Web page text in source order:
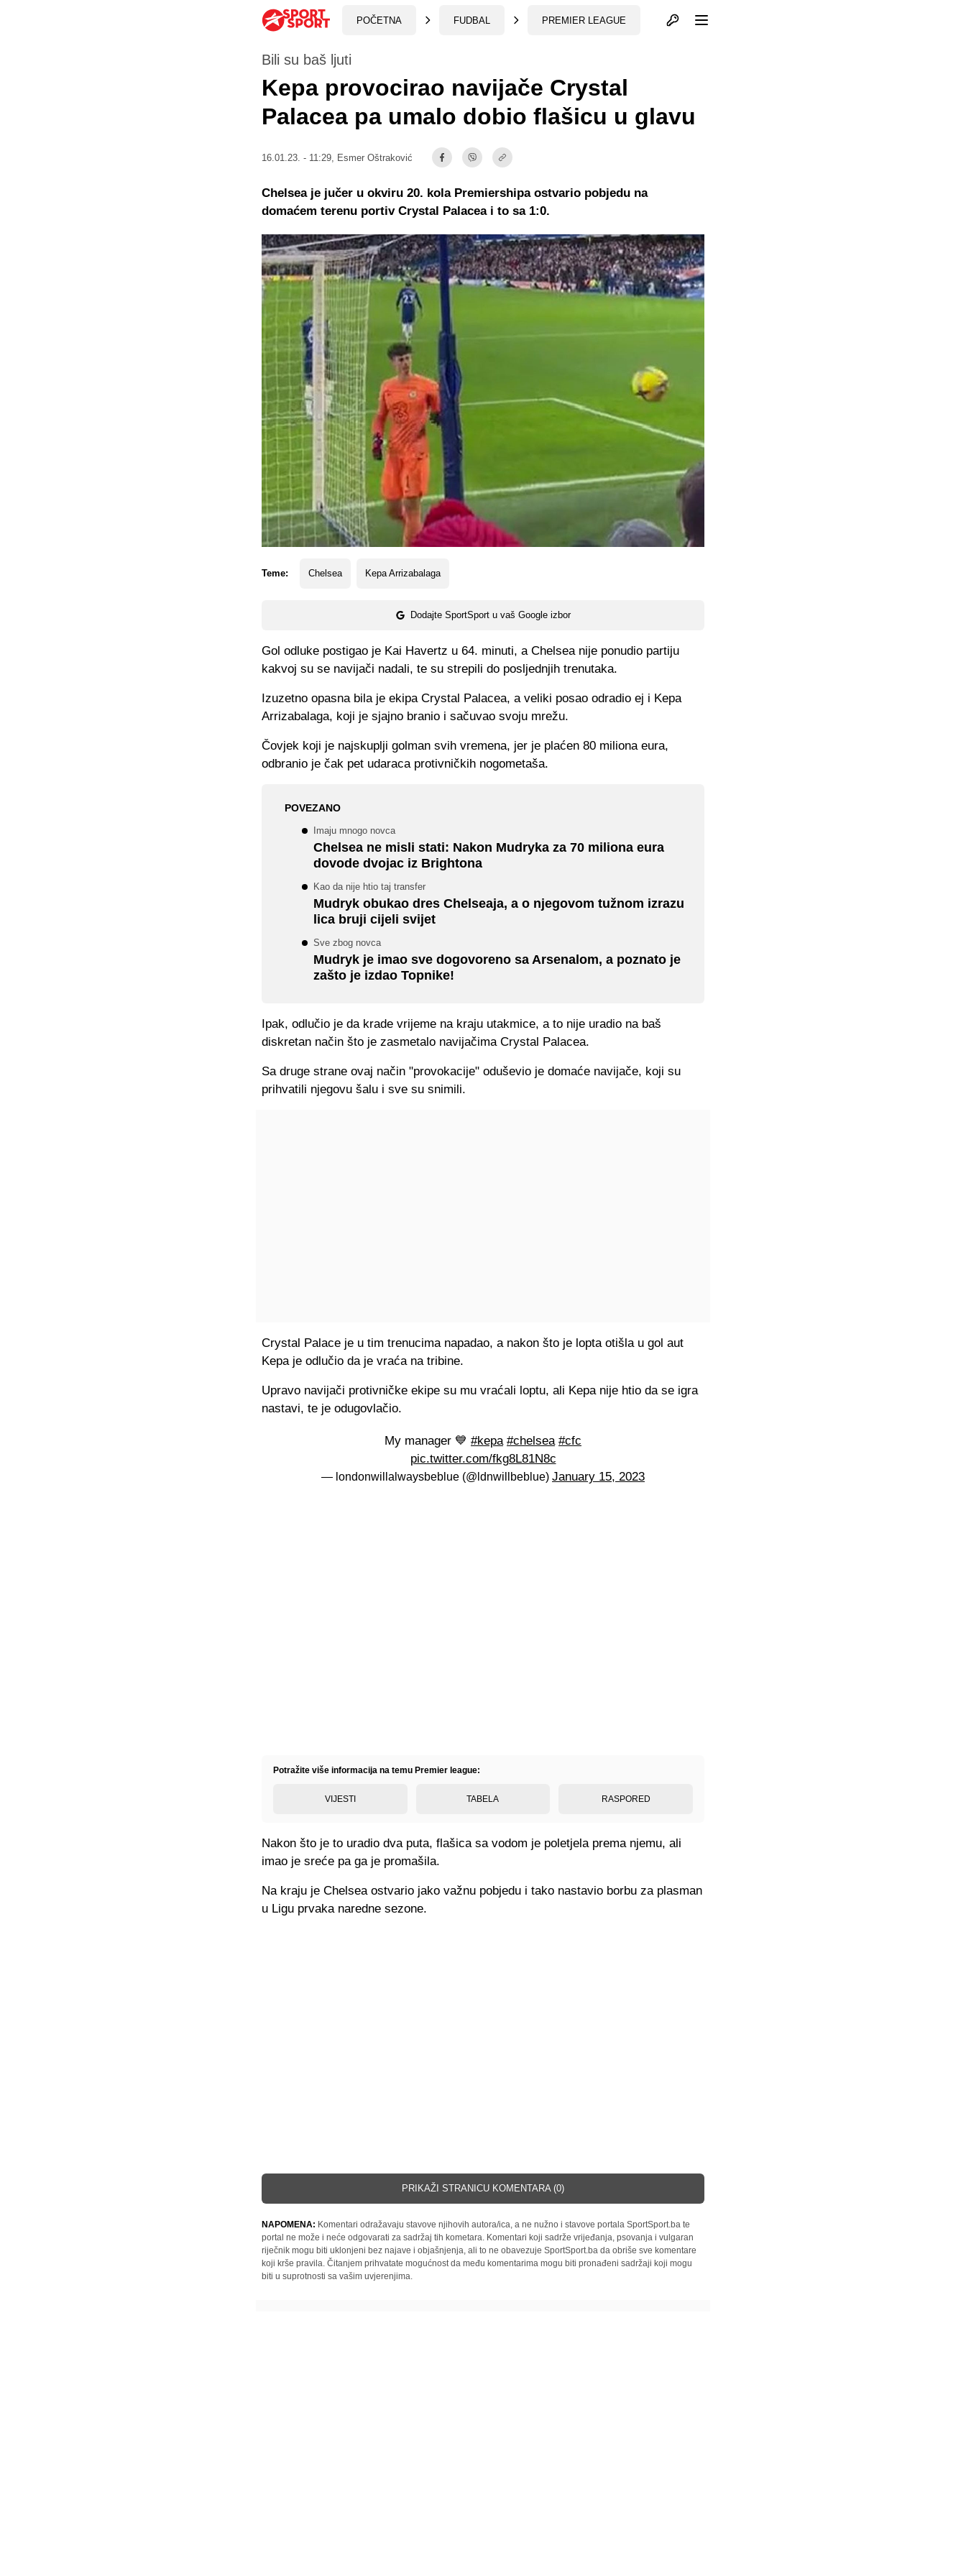
POČETNA FUDBAL PREMIER LEAGUE Otvori profil
Bili su baš ljuti
Kepa provocirao navijače Crystal
Palacea pa umalo dobio flašicu u glavu
16.01.23. - 11:29, Esmer Oštraković
Teme: Chelsea Kepa Arrizabalaga
Dodajte SportSport u vaš Google izbor
Chelsea je jučer u okviru 20. kola Premiershipa ostvario pobjedu na
domaćem terenu portiv Crystal Palacea i to sa 1:0.
Gol odluke postigao je Kai Havertz u 64. minuti, a Chelsea nije ponudio partiju
kakvoj su se navijači nadali, te su strepili do posljednjih trenutaka.
Izuzetno opasna bila je ekipa Crystal Palacea, a veliki posao odradio ej i Kepa
Arrizabalaga, koji je sjajno branio i sačuvao svoju mrežu.
Čovjek koji je najskuplji golman svih vremena, jer je plaćen 80 miliona eura,
odbranio je čak pet udaraca protivničkih nogometaša.
POVEZANO
Imaju mnogo novca
Chelsea ne misli stati: Nakon Mudryka za 70 miliona eura
dovode dvojac iz Brightona
Kao da nije htio taj transfer
Mudryk obukao dres Chelseaja, a o njegovom tužnom izrazu
lica bruji cijeli svijet
Sve zbog novca
Mudryk je imao sve dogovoreno sa Arsenalom, a poznato je
zašto je izdao Topnike!
Ipak, odlučio je da krade vrijeme na kraju utakmice, a to nije uradio na baš
diskretan način što je zasmetalo navijačima Crystal Palacea.
Sa druge strane ovaj način "provokacije" oduševio je domaće navijače, koji su
prihvatili njegovu šalu i sve su snimili.
Crystal Palace je u tim trenucima napadao, a nakon što je lopta otišla u gol aut
Kepa je odlučio da je vraća na tribine.
Upravo navijači protivničke ekipe su mu vraćali loptu, ali Kepa nije htio da se igra
nastavi, te je odugovlačio.
My manager 💙 #kepa #chelsea #cfc
pic.twitter.com/fkg8L81N8c
— londonwillalwaysbeblue (@ldnwillbeblue) January 15, 2023
Potražite više informacija na temu Premier league:
VIJESTI TABELA RASPORED
Nakon što je to uradio dva puta, flašica sa vodom je poletjela prema njemu, ali
imao je sreće pa ga je promašila.
Na kraju je Chelsea ostvario jako važnu pobjedu i tako nastavio borbu za plasman
u Ligu prvaka naredne sezone.
PRIKAŽI STRANICU KOMENTARA (0)
NAPOMENA: Komentari odražavaju stavove njihovih autora/ica, a ne nužno i stavove portala SportSport.ba te
portal ne može i neće odgovarati za sadržaj tih kometara. Komentari koji sadrže vrijeđanja, psovanja i vulgaran
riječnik mogu biti uklonjeni bez najave i objašnjenja, ali to ne obavezuje SportSport.ba da obriše sve komentare
koji krše pravila. Čitanjem prihvatate mogućnost da među komentarima mogu biti pronađeni sadržaji koji mogu
biti u suprotnosti sa vašim uvjerenjima.